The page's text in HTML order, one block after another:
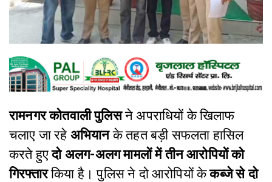
रामनगर कोतवाली पुलिसने अपराधियों के खिलाफ
चलाए जा रहे अभियानके तहत बड़ी सफलता हासिल
करते हुएदो अलग-अलग मामलों में तीन आरोपियों को
गिरफ्तारकिया है। पुलिस ने दो आरोपियों केकब्जे से दो